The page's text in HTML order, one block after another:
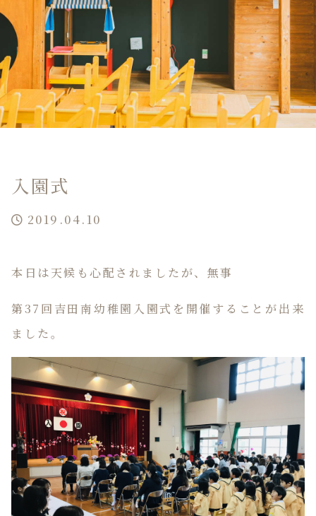
入園式
2019.04.10
本日は天候も心配されましたが、無事
第37回吉田南幼稚園入園式を開催することが出来
ました。